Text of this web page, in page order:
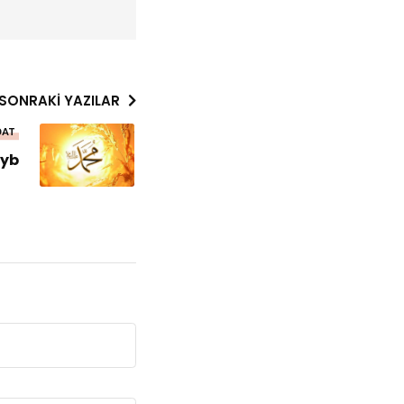
SONRAKI YAZILAR